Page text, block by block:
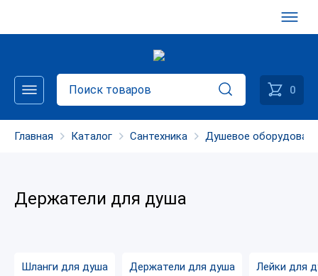
0
Главная Каталог Сантехника Душевое
Держатели для душа
Шланги для душа Держатели для душа Лейки для